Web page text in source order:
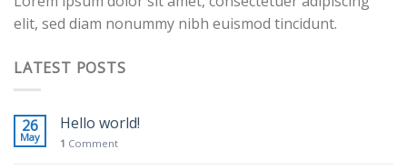
elit, sed diam nonummy nibh euismod tincidunt.
LATEST POSTS
26
May
Hello world!
1 Comment